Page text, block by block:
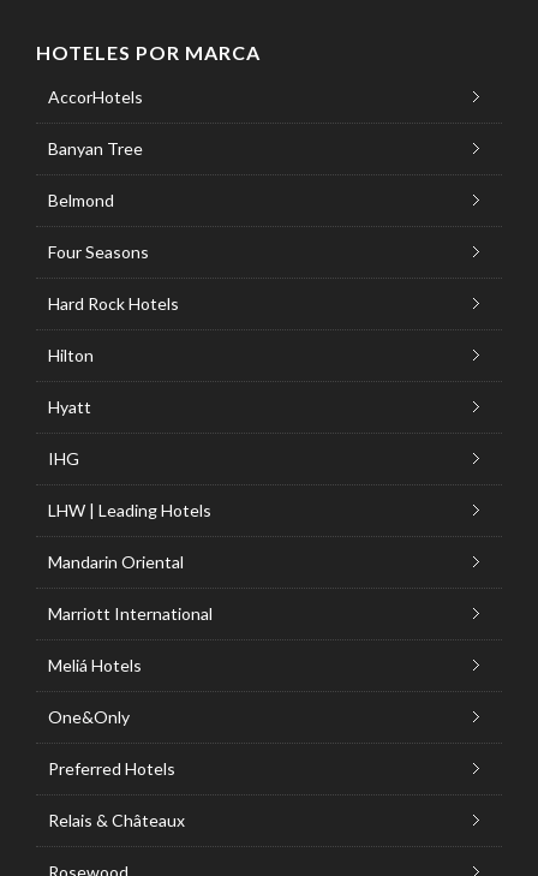
HOTELES POR MARCA
AccorHotels
Banyan Tree
Belmond
Four Seasons
Hard Rock Hotels
Hilton
Hyatt
IHG
LHW | Leading Hotels
Mandarin Oriental
Marriott International
Meliá Hotels
One&Only
Preferred Hotels
Relais & Châteaux